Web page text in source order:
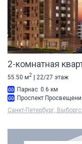
2-комнатная
55.50 м2 | 22/27 этаж
Парнас 0.6 км
Проспект
Санкт-Петербург,